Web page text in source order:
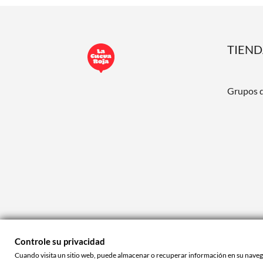
Grupos
Controle su privacidad
Cuando visita un sitio web, puede almacenar o recuperar información en su